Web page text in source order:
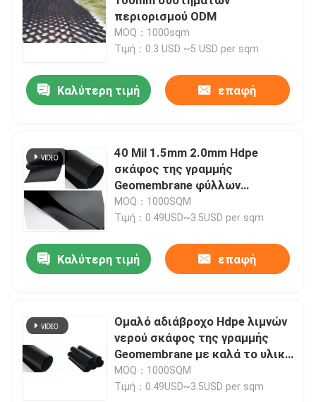
περιορισμού ODM
MOQ：1000sqm
Τιμή：0.3 USD ~5 USD per sqm
Καλύτερη τιμή επαφή
40 Mil 1.5mm 2.0mm Hdpe
σκάφος της γραμμής
Geomembrane φύλλων
αλουμινίου αδιάβροχο για το
σύστημα άρδευσης λιμνών
MOQ：1000SQM
Τιμή：0.49USD~3.5USD per sqm
Καλύτερη τιμή επαφή
Ομαλό αδιάβροχο Hdpe λιμνών
νερού σκάφος της γραμμής
Geomembrane με καλά το υλικό
σκαφών της γραμμής
MOQ：1000SQM
Τιμή：0.49USD~3.5USD per sqm